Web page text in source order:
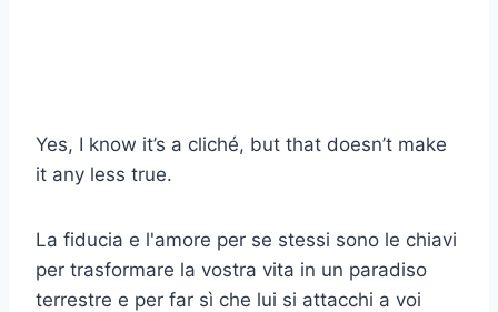
Yes, I know it’s a cliché, but that doesn’t make
it any less true.
La fiducia e l'amore per se stessi sono le chiavi
per trasformare la vostra vita in un paradiso
terrestre e per far sì che lui si attacchi a voi